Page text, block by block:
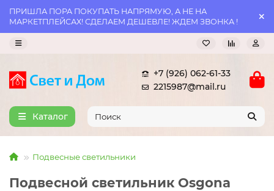
ПРИШЛА ПОРА ПОКУПАТЬ НАПРЯМУЮ, А НЕ НА
МАРКЕТПЛЕЙСАХ! СДЕЛАЕМ ДЕШЕВЛЕ! ЖДЕМ ЗВОНКА !
+7 (926) 062-61-33
2215987@mail.ru
Каталог
Подвесные светильники
Подвесной светильник Osgona